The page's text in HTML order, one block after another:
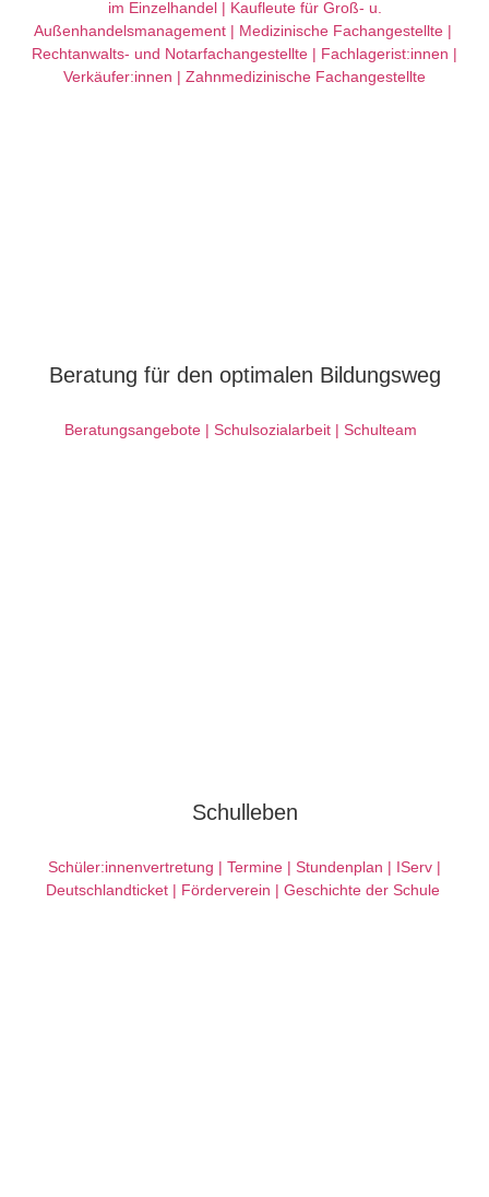
im Einzelhandel | Kaufleute für Groß- u.
Außenhandelsmanagement | Medizinische Fachangestellte |
Rechtanwalts- und Notarfachangestellte | Fachlagerist:innen |
Verkäufer:innen | Zahnmedizinische Fachangestellte
Beratung für den optimalen Bildungsweg
Beratungsangebote | Schulsozialarbeit | Schulteam
Schulleben
Schüler:innenvertretung | Termine | Stundenplan | IServ |
Deutschlandticket | Förderverein | Geschichte der Schule